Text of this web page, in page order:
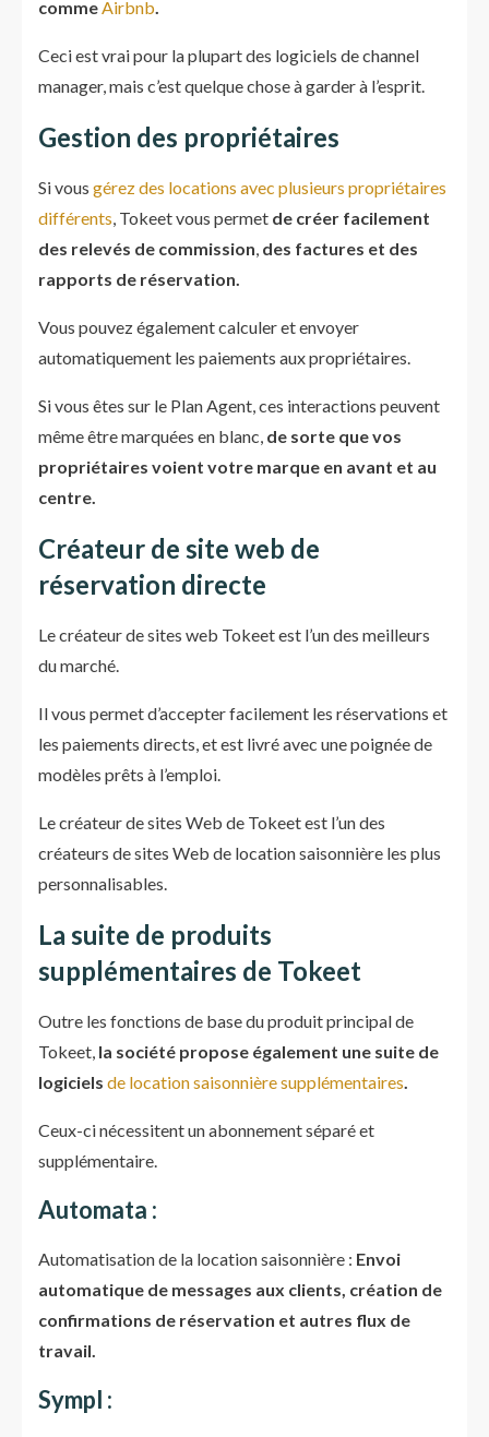
commeAirbnb.
Ceci est vrai pour la plupart des logiciels de channel
manager, mais c’est quelque chose à garder à l’esprit.
Gestion des propriétaires
Si vous gérez des locations avec plusieurs propriétaires
différents, Tokeet vous permet de créer facilement
des relevés de commission, des factures et des
rapports de réservation.
Vous pouvez également calculer et envoyer
automatiquement les paiements aux propriétaires.
Si vous êtes sur le Plan Agent, ces interactions peuvent
même être marquées en blanc, de sorte que vos
propriétaires voient votre marque en avant et au
centre.
Créateur de site web de
réservation directe
Le créateur de sites web Tokeet est l’un des meilleurs
du marché.
Il vous permet d’accepter facilement les réservations et
les paiements directs, et est livré avec une poignée de
modèles prêts à l’emploi.
Le créateur de sites Web de Tokeet est l’un des
créateurs de sites Web de location saisonnière les plus
personnalisables.
La suite de produits
supplémentaires de Tokeet
Outre les fonctions de base du produit principal de
Tokeet, la société propose également une suite de
logiciels de location saisonnière supplémentaires.
Ceux-ci nécessitent un abonnement séparé et
supplémentaire.
Automata :
Automatisation de la location saisonnière : Envoi
automatique de messages aux clients, création de
confirmations de réservation et autres flux de
travail.
Sympl :